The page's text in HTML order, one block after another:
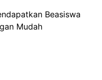
Beasiswa
Mudah